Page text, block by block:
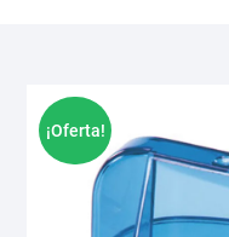
¡Oferta!